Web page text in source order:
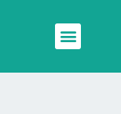
Menu